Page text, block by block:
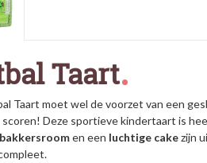
Taart
Taart moet wel de voorzet van een
Deze sportieve kindertaart is
bakkersroomen een luchtige cakezijn